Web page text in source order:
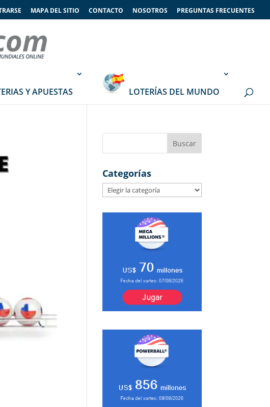
MAPA DEL SITIO CONTACTO NOSOTROS PREGUNTAS FRECUENTES
Y APUESTAS LOTERÍAS DEL MUNDO
Categorías
Categorías